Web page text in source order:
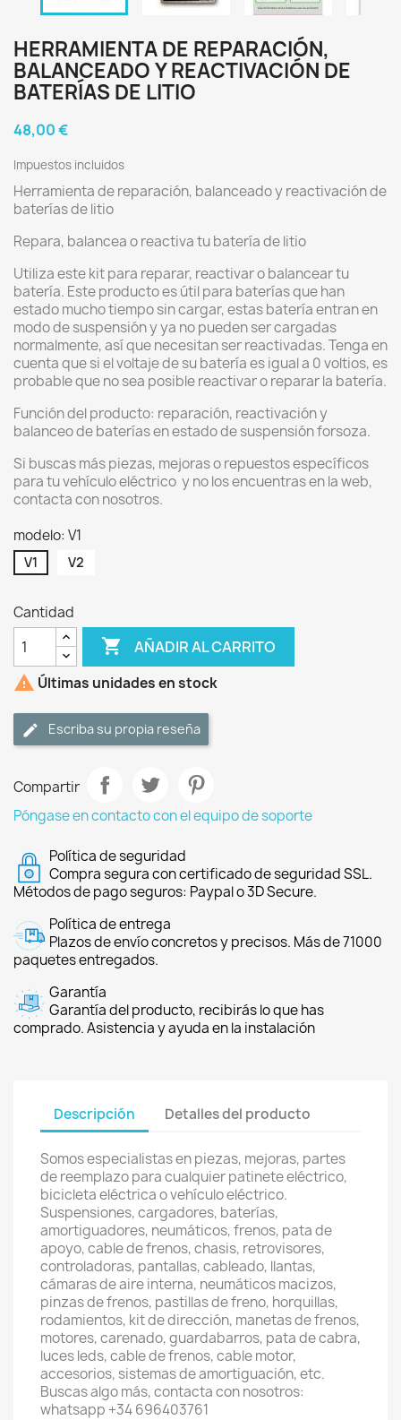
HERRAMIENTA DE REPARACIÓN,
BALANCEADO Y REACTIVACIÓN DE
BATERÍAS DE LITIO
48,00 €
Impuestos incluidos
Herramienta de reparación, balanceado y reactivación de
baterías de litio
Repara, balancea o reactiva tu batería de litio
Utiliza este kit para reparar, reactivar o balancear tu
batería. Este producto es útil para baterías que han
estado mucho tiempo sin cargar, estas batería entran en
modo de suspensión y ya no pueden ser cargadas
normalmente, así que necesitan ser reactivadas. Tenga en
cuenta que si el voltaje de su batería es igual a 0 voltios, es
probable que no sea posible reactivar o reparar la batería.
Función del producto: reparación, reactivación y
balanceo de baterías en estado de suspensión forsoza.
Si buscas más piezas, mejoras o repuestos específicos
para tu vehículo eléctrico y no los encuentras en la web,
contacta con nosotros.
modelo: V1
V1 V2
Cantidad
 AÑADIR AL CARRITO
 Últimas unidades en stock
Escriba su propia reseña
Compartir
Póngase en contacto con el equipo de soporte
Política de seguridad
Compra segura con certificado de seguridad SSL.
Métodos de pago seguros: Paypal o 3D Secure.
Política de entrega
Plazos de envío concretos y precisos. Más de 71000
paquetes entregados.
Garantía
Garantía del producto, recibirás lo que has
comprado. Asistencia y ayuda en la instalación
Descripción Detalles del producto
Somos especialistas en piezas, mejoras, partes
de reemplazo para cualquier patinete eléctrico,
bicicleta eléctrica o vehículo eléctrico.
Suspensiones, cargadores, baterías,
amortiguadores, neumáticos, frenos, pata de
apoyo, cable de frenos, chasis, retrovisores,
controladoras, pantallas, cableado, llantas,
cámaras de aire interna, neumáticos macizos,
pinzas de frenos, pastillas de freno, horquillas,
rodamientos, kit de dirección, manetas de frenos,
motores, carenado, guardabarros, pata de cabra,
luces leds, cable de frenos, cable motor,
accesorios, sistemas de amortiguación, etc.
Buscas algo más, contacta con nosotros:
whatsapp +34 696403761